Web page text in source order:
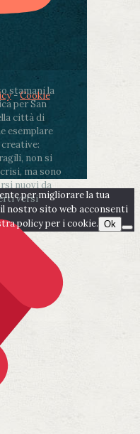
stamani la
per San
città di
esemplare
non si
ma sono
nuovi da
versi
-Cookie
per migliorare la tua
nostro sito web acconsenti
policy per i cookie. Ok